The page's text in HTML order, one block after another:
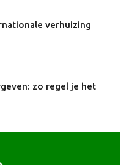
verhuizing
zo regel je het